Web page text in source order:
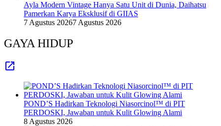
Ayla Modern Vintage Hanya Satu Unit di Dunia, Daihatsu
Pamerkan Karya Eksklusif di GIIAS
7 Agustus 20267 Agustus 2026
GAYA HIDUP
POND’S Hadirkan Teknologi Niasorcinol™ di PIT
PERDOSKI, Jawaban untuk Kulit Glowing Alami
8 Agustus 2026